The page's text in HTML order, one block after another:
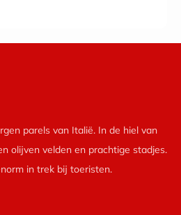
parels van Italië. In de hiel van
olijven velden en prachtige stadjes.
in trek bij toeristen.